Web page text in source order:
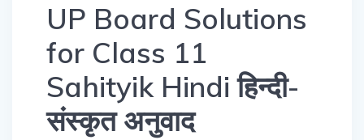
UP Board Solutions
for Class 11
Sahityik Hindi हिन्दी-
संस्कृत अनुवाद